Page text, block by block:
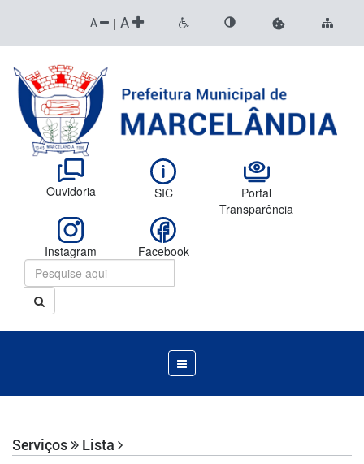
A | A
Ouvidoria SIC
Portal
Transparência
Instagram Facebook
Menu
de
Navegação
Serviços Lista